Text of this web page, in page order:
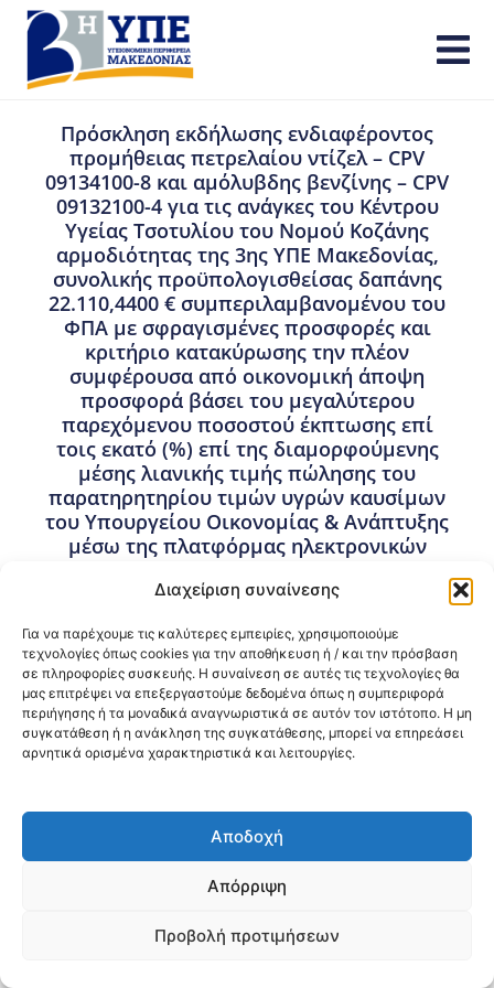
Διαχείριση συναίνεσης
Για να παρέχουμε τις καλύτερες εμπειρίες, χρησιμοποιούμε
τεχνολογίες όπως cookies για την αποθήκευση ή / και την πρόσβαση
σε πληροφορίες συσκευής. Η συναίνεση σε αυτές τις τεχνολογίες θα
μας επιτρέψει να επεξεργαστούμε δεδομένα όπως η συμπεριφορά
περιήγησης ή τα μοναδικά αναγνωριστικά σε αυτόν τον ιστότοπο. Η μη
συγκατάθεση ή η ανάκληση της συγκατάθεσης, μπορεί να επηρεάσει
αρνητικά ορισμένα χαρακτηριστικά και λειτουργίες.
Αποδοχή
Απόρριψη
Προβολή προτιμήσεων
Πρόσκληση εκδήλωσης ενδιαφέροντος
προμήθειας πετρελαίου ντίζελ – CPV
09134100-8 και αμόλυβδης βενζίνης – CPV
09132100-4 για τις ανάγκες του Κέντρου
Υγείας Τσοτυλίου του Νομού Κοζάνης
αρμοδιότητας της 3ης ΥΠΕ Μακεδονίας,
συνολικής προϋπολογισθείσας δαπάνης
22.110,4400 € συμπεριλαμβανομένου του
ΦΠΑ με σφραγισμένες προσφορές και
κριτήριο κατακύρωσης την πλέον
συμφέρουσα από οικονομική άποψη
προσφορά βάσει του μεγαλύτερου
παρεχόμενου ποσοστού έκπτωσης επί
τοις εκατό (%) επί της διαμορφούμενης
μέσης λιανικής τιμής πώλησης του
παρατηρητηρίου τιμών υγρών καυσίμων
του Υπουργείου Οικονομίας & Ανάπτυξης
μέσω της πλατφόρμας ηλεκτρονικών
κατάθεσης προσφορών: 08-06-2023 και
διαγωνισμού: 09-06-2023 και ώρα 10:00.
26 Μαΐου, 2023
Προμήθειες - Συμβάσεις,Προμήθειες 3ης ΥΠΕ
Πολιτική Προστασίας Δεδομένων
Θεσσαλονίκη, ΕλλάδαΤηλ: +30 2311 226 200
email: 3ype@3ype.gr